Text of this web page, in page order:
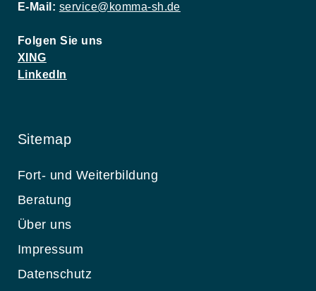
E-Mail: service@komma-sh.de
Folgen Sie uns
XING
LinkedIn
Sitemap
Fort- und Weiterbildung
Beratung
Über uns
Impressum
Datenschutz